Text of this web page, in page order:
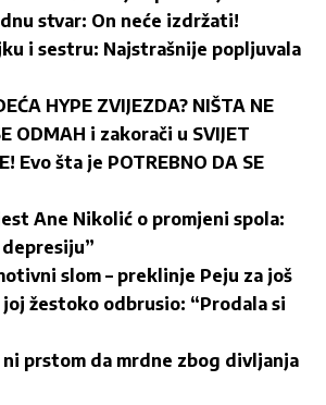
stvar: On neće izdržati!
i sestru: Najstrašnije popljuvala
HYPE ZVIJEZDA? NIŠTA NE
ODMAH i zakorači u SVIJET
Evo šta je POTREBNO DA SE
Ane Nikolić o promjeni spola:
depresiju”
slom – preklinje Peju za još
joj žestoko odbrusio: “Prodala si
prstom da mrdne zbog divljanja